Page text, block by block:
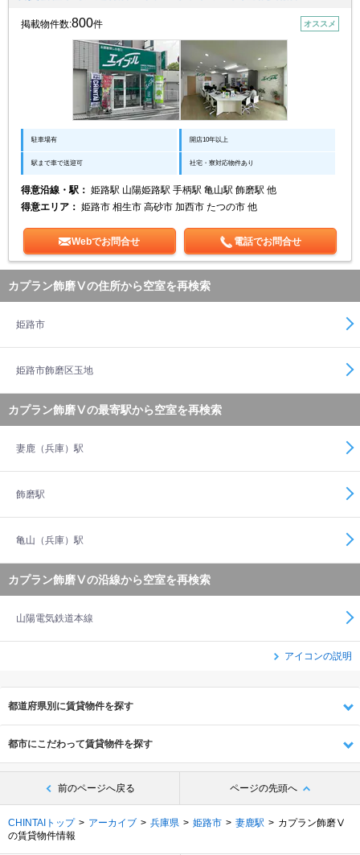
掲載物件数:800件 オススメ
駐車場有 開店10年以上
駅まで車で送迎可 社宅・寮対応物件あり
得意沿線・駅： 姫路駅 山陽姫路駅 手柄駅 亀山駅 飾磨駅 他
得意エリア： 姫路市 相生市 高砂市 加西市 たつの市 他
Webでお問合せ 電話でお問合せ
カプラン飾磨Ⅴの住所から空室を再検索
姫路市
姫路市飾磨区玉地
カプラン飾磨Ⅴの最寄駅から空室を再検索
妻鹿（兵庫）駅
飾磨駅
亀山（兵庫）駅
カプラン飾磨Ⅴの沿線から空室を再検索
山陽電気鉄道本線
アイコンの説明
都道府県別に賃貸物件を探す
都市にこだわって賃貸物件を探す
前のページへ戻る ページの先頭へ
CHINTAIトップ アーカイブ 兵庫県 姫路市 妻鹿駅
カプラン飾磨Ⅴ
の賃貸物件情報